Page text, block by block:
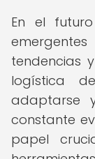
En el
tendencias
logística
adaptarse
constante
papel